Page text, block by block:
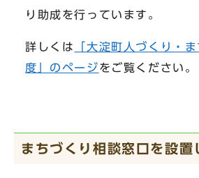
り助成を行っています。
詳しくは
「大淀町人づくり・
度」のページをご覧ください。
まちづくり相談窓口を設置